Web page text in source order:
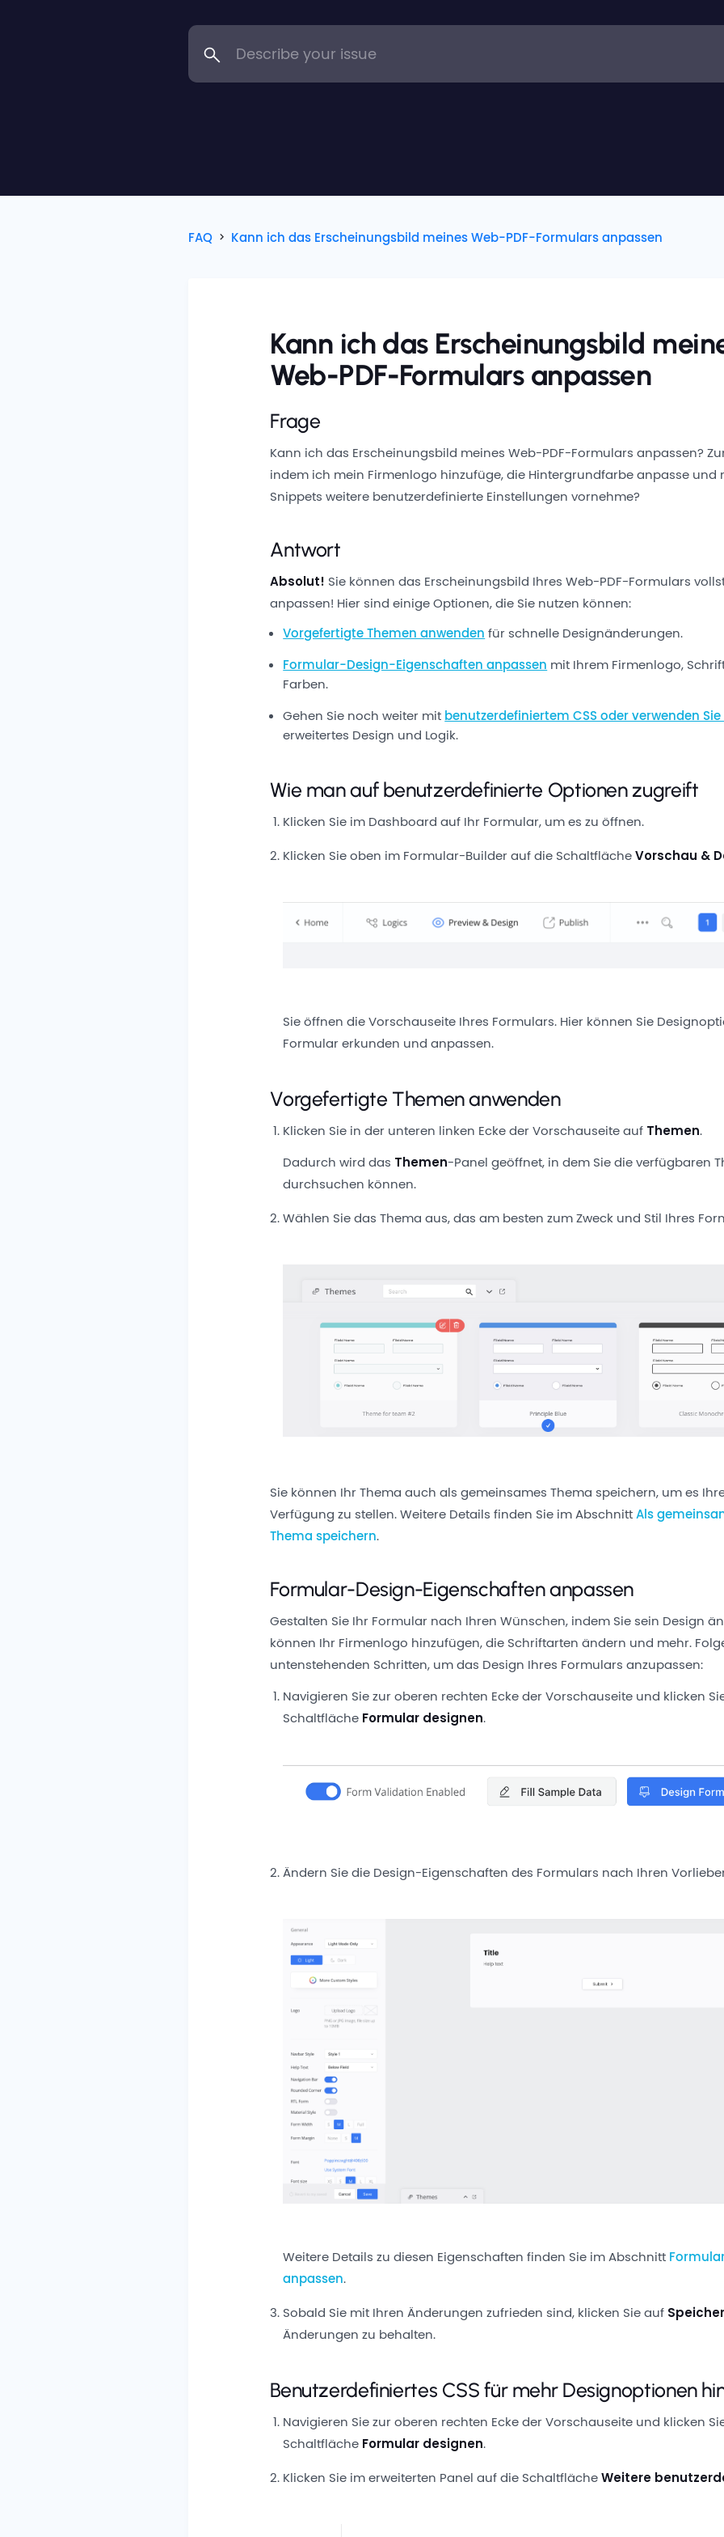
FAQ Kann ich das Erscheinungsbild meines Web-PDF-Formulars anpassen
Kann ich das Erscheinungsbild
Web-PDF-Formulars anpassen
Frage
Kann ich das Erscheinungsbild meines Web-PDF-Formulars anpassen?
indem ich mein Firmenlogo hinzufüge, die Hintergrundfarbe anpasse und
Snippets weitere benutzerdefinierte Einstellungen vornehme?
Antwort
Absolut! Sie können das Erscheinungsbild Ihres Web-PDF-Formulars
anpassen! Hier sind einige Optionen, die Sie nutzen können:
Vorgefertigte Themen anwenden für schnelle Designänderungen.
Formular-Design-Eigenschaften anpassen mit Ihrem Firmenlogo,
Farben.
Gehen Sie noch weiter mit benutzerdefiniertem CSS oder verwenden
erweitertes Design und Logik.
Wie man auf benutzerdefinierte Optionen zugreift
Klicken Sie im Dashboard auf Ihr Formular, um es zu öffnen.
Klicken Sie oben im Formular-Builder auf die SchaltflächeVorschau &
Sie öffnen die Vorschauseite Ihres Formulars. Hier können Sie
Formular erkunden und anpassen.
Vorgefertigte Themen anwenden
Klicken Sie in der unteren linken Ecke der Vorschauseite auf Themen.
Dadurch wird das Themen-Panel geöffnet, in dem Sie die verfügbaren
durchsuchen können.
Wählen Sie das Thema aus, das am besten zum Zweck und Stil Ihres
Sie können Ihr Thema auch als gemeinsames Thema speichern, um es
Verfügung zu stellen. Weitere Details finden Sie im AbschnittAls
Thema speichern.
Formular-Design-Eigenschaften anpassen
Gestalten Sie Ihr Formular nach Ihren Wünschen, indem Sie sein Design
können Ihr Firmenlogo hinzufügen, die Schriftarten ändern und mehr.
untenstehenden Schritten, um das Design Ihres Formulars anzupassen:
Navigieren Sie zur oberen rechten Ecke der Vorschauseite und klicken
Schaltfläche Formular designen.
Ändern Sie die Design-Eigenschaften des Formulars nach Ihren
Weitere Details zu diesen Eigenschaften finden Sie im Abschnitt
anpassen.
Sobald Sie mit Ihren Änderungen zufrieden sind, klicken Sie auf
Änderungen zu behalten.
Benutzerdefiniertes CSS für mehr Designoptionen
Navigieren Sie zur oberen rechten Ecke der Vorschauseite und klicken
Schaltfläche Formular designen.
Klicken Sie im erweiterten Panel auf die SchaltflächeWeitere